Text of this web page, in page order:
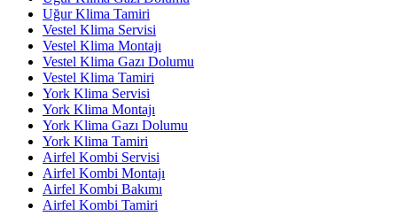
Uğur Klima Tamiri
Vestel Klima Servisi
Vestel Klima Montajı
Vestel Klima Gazı Dolumu
Vestel Klima Tamiri
York Klima Servisi
York Klima Montajı
York Klima Gazı Dolumu
York Klima Tamiri
Airfel Kombi Servisi
Airfel Kombi Montajı
Airfel Kombi Bakımı
Airfel Kombi Tamiri